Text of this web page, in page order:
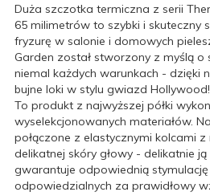
Duża szczotka termiczna z serii
65 milimetrów to szybki i skuteczny
fryzurę w salonie i domowych
Garden został stworzony z myślą o
niemal każdych warunkach - dzięki
bujne loki w stylu gwiazd Hollywood!
To produkt z najwyższej półki
wyselekcjonowanych materiałów.
połączone z elastycznymi kolcami
delikatnej skóry głowy - delikatnie
gwarantuje odpowiednią
odpowiedzialnych za prawidłowy